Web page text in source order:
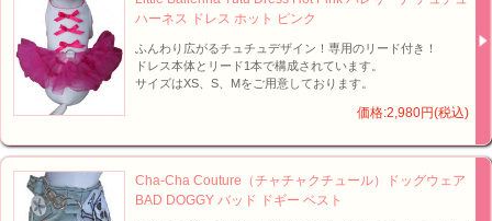
ハーネス ドレス ホット ピンク
ふんわり広がるチュチュデザイン！専用のリード付き！
ドレス本体とリード1本で構成されています。
サイズはXS、S、Mをご用意しております。
価格:2,980円(税込)
Cha-Cha Couture（チャチャクチュール）ドッグウェア
BAD DOGGY バッド ドギー ベスト